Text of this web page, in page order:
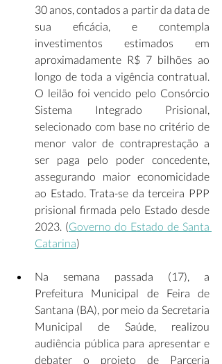
30 anos, contados a partir da data de
sua eficácia, e contempla
investimentos estimados em
aproximadamente R$ 7 bilhões ao
longo de toda a vigência contratual.
O leilão foi vencido pelo Consórcio
Sistema Integrado Prisional,
selecionado com base no critério de
menor valor de contraprestação a
ser paga pelo poder concedente,
assegurando maior economicidade
ao Estado. Trata-se da terceira PPP
prisional firmada pelo Estado desde
2023. (Governo do Estado de Santa
Catarina)
Na semana passada (17), a
Prefeitura Municipal de Feira de
Santana (BA), por meio da Secretaria
Municipal de Saúde, realizou
audiência pública para apresentar e
debater o projeto de Parceria